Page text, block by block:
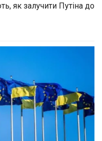
як залучити Путіна до